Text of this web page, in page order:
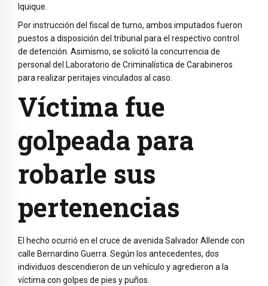
Iquique.
Por instrucción del fiscal de turno, ambos imputados fueron
puestos a disposición del tribunal para el respectivo control
de detención. Asimismo, se solicitó la concurrencia de
personal del Laboratorio de Criminalística de Carabineros
para realizar peritajes vinculados al caso.
Víctima fue
golpeada para
robarle sus
pertenencias
El hecho ocurrió en el cruce de avenida Salvador Allende con
calle Bernardino Guerra. Según los antecedentes, dos
individuos descendieron de un vehículo y agredieron a la
víctima con golpes de pies y puños.